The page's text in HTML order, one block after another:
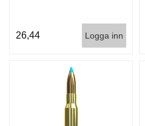
26,44 Logga inn